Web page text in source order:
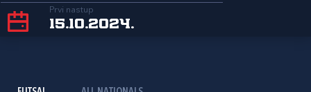
Prvi nastup
15.10.2024.